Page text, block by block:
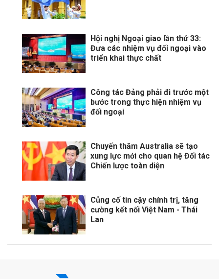
Hội nghị Ngoại giao lần thứ 33:
Đưa các nhiệm vụ đối ngoại vào
triển khai thực chất
Công tác Đảng phải đi trước một
bước trong thực hiện nhiệm vụ
đối ngoại
Chuyến thăm Australia sẽ tạo
xung lực mới cho quan hệ Đối tác
Chiến lược toàn diện
Củng cố tin cậy chính trị, tăng
cường kết nối Việt Nam - Thái
Lan